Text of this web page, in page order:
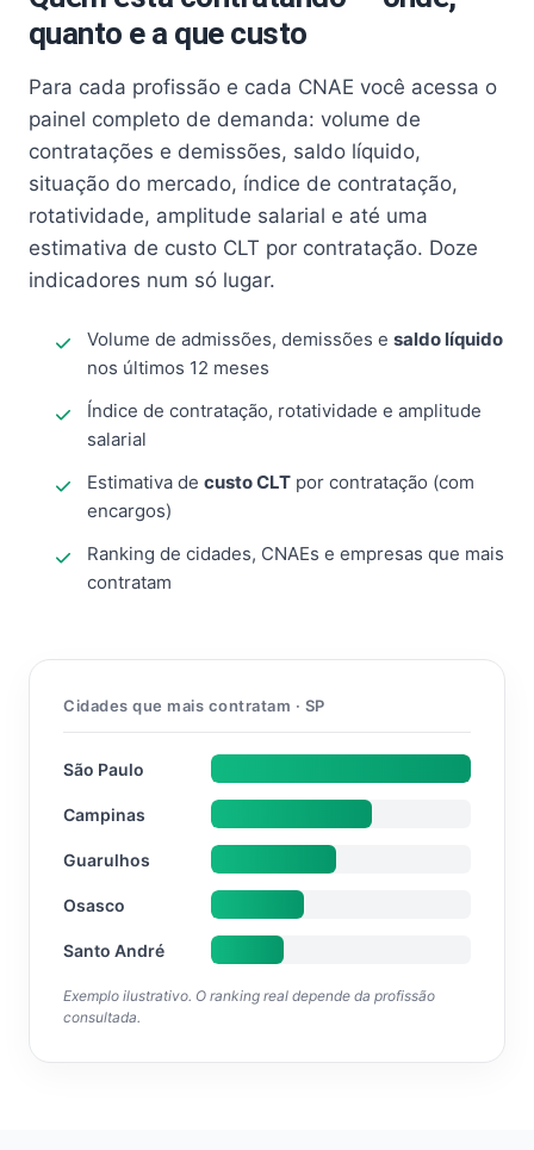
quanto e a que custo
Para cada profissão e cada CNAE você acessa o
painel completo de demanda: volume de
contratações e demissões, saldo líquido,
situação do mercado, índice de contratação,
rotatividade, amplitude salarial e até uma
estimativa de custo CLT por contratação. Doze
indicadores num só lugar.
Volume de admissões, demissões e saldo líquido
nos últimos 12 meses
Índice de contratação, rotatividade e amplitude
salarial
Estimativa de custo CLT por contratação (com
encargos)
Ranking de cidades, CNAEs e empresas que mais
contratam
Cidades que mais contratam · SP
São Paulo
Campinas
Guarulhos
Osasco
Santo André
Exemplo ilustrativo. O ranking real depende da profissão
consultada.